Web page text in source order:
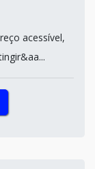
acessível,